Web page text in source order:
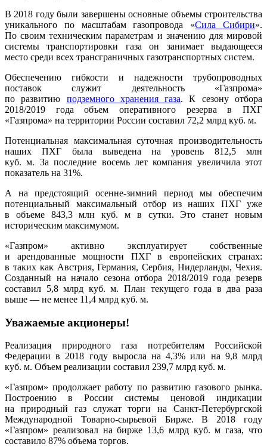
В 2018 году были завершены основные объемы строительства
уникального по масштабам газопровода «Сила Сибири».
По своим техническим параметрам и значению для мировой
системы транспортировки газа он занимает выдающееся
место среди всех трансграничных газотранспортных систем.
Обеспечению гибкости и надежности трубопроводных
поставок служит деятельность «Газпрома»
по развитию подземного хранения газа. К сезону отбора
2018/2019 года объем оперативного резерва в ПХГ
«Газпрома» на территории России составил 72,2 млрд куб. м.
Потенциальная максимальная суточная производительность
наших ПХГ была выведена на уровень 812,5 млн
куб. м. За последние восемь лет компания увеличила этот
показатель на 31%.
А на предстоящий осенне-зимний период мы обеспечим
потенциальный максимальный отбор из наших ПХГ уже
в объеме 843,3 млн куб. м в сутки. Это станет новым
историческим максимумом.
«Газпром» активно эксплуатирует собственные
и арендованные мощности ПХГ в европейских странах:
в таких как Австрия, Германия, Сербия, Нидерланды, Чехия.
Созданный на начало сезона отбора 2018/2019 года резерв
составил 5,8 млрд куб. м. План текущего года в два раза
выше — не менее 11,4 млрд куб. м.
Уважаемые акционеры!
Реализация природного газа потребителям Российской
Федерации в 2018 году выросла на 4,3% или на 9,8 млрд
куб. м. Объем реализации составил 239,7 млрд куб. м.
«Газпром» продолжает работу по развитию газового рынка.
Построению в России системы ценовой индикации
на природный газ служат торги на Санкт-Петербургской
Международ­ной Товарно-сырьевой Бирже. В 2018 году
«Газпром» реализовал на бирже 13,6 млрд куб. м газа, что
составило 87% объема торгов.